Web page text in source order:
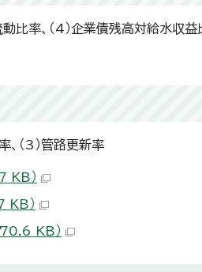
比率、（4）企業債残高対給水収益
、（3）管路更新率
KB）
KB）
70.6 KB）